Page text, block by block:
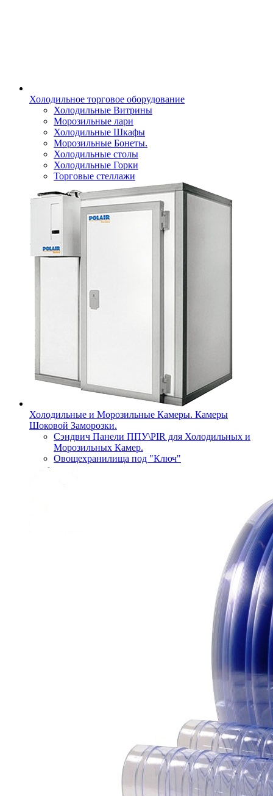
Холодильное торговое оборудование
Холодильные Витрины
Морозильные лари
Холодильные Шкафы
Морозильные Бонеты.
Холодильные столы
Холодильные Горки
Торговые стеллажи
Холодильные и Морозильные Камеры. Камеры
Шоковой Заморозки.
Сэндвич Панели ППУ\PIR для Холодильных и
Морозильных Камер.
Овощехранилища под "Ключ"